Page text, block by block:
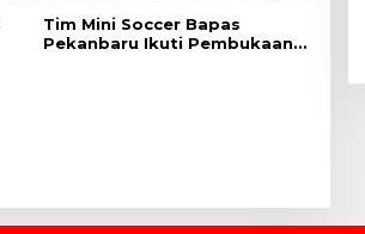
Tim Mini Soccer Bapas
Pekanbaru Ikuti Pembukaan